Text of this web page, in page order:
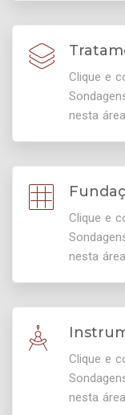
Clique e
nesta
Clique e
nesta
Clique e
nesta